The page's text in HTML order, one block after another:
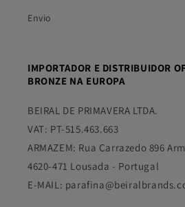
Envio
IMPORTADOR E DISTRIBUIDOR
BRONZE NA EUROPA
BEIRAL DE PRIMAVERA LTDA.
VAT: PT-515.463.663
ARMAZEM: Rua Carrazedo 896
4620-471 Lousada - Portugal
E-MAIL: